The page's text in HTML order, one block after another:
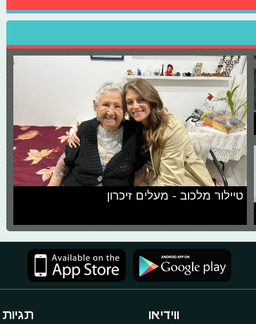
טיילור מלכוב - מעלים זיכרון
ווידיאו תגיות